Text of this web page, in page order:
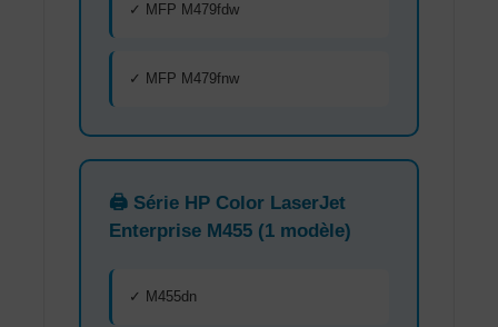
✓ MFP M479fdw
✓ MFP M479fnw
🖨️ Série HP Color LaserJet
Enterprise M455 (1 modèle)
✓ M455dn